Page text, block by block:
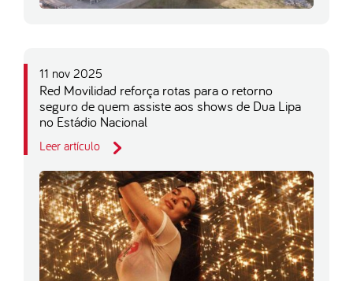
11 nov 2025
Red Movilidad reforça rotas para o retorno
seguro de quem assiste aos shows de Dua Lipa
no Estádio Nacional
Leer artículo